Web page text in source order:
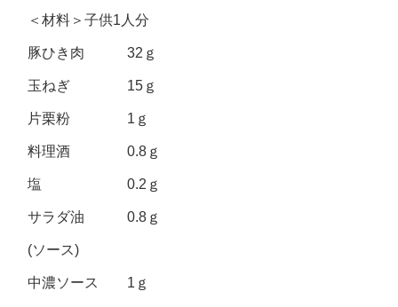
＜材料＞子供1人分
豚ひき肉 32ｇ
玉ねぎ 15ｇ
片栗粉 1ｇ
料理酒 0.8ｇ
塩 0.2ｇ
サラダ油 0.8ｇ
(ソース)
中濃ソース 1ｇ